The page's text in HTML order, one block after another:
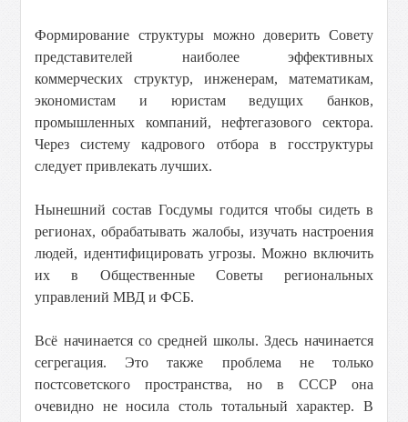
Формирование структуры можно доверить Совету
представителей наиболее эффективных
коммерческих структур, инженерам, математикам,
экономистам и юристам ведущих банков,
промышленных компаний, нефтегазового сектора.
Через систему кадрового отбора в госструктуры
следует привлекать лучших.
Нынешний состав Госдумы годится чтобы сидеть в
регионах, обрабатывать жалобы, изучать настроения
людей, идентифицировать угрозы. Можно включить
их в Общественные Советы региональных
управлений МВД и ФСБ.
Всё начинается со средней школы. Здесь начинается
сегрегация. Это также проблема не только
постсоветского пространства, но в СССР она
очевидно не носила столь тотальный характер. В